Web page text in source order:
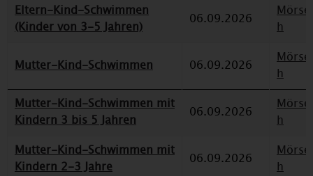
Eltern-Kind-Schwimmen
(Kinder von 3-5 Jahren)
06.09.2026
h
Mutter-Kind-Schwimmen 06.09.2026
h
Mutter-Kind-Schwimmen mit
Kindern 3 bis 5 Jahren
06.09.2026
h
Mutter-Kind-Schwimmen mit
Kindern 2-3 Jahre
06.09.2026
h